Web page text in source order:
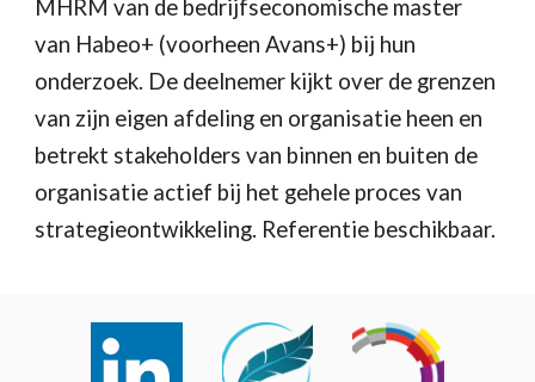
MHRM van de bedrijfseconomische master
van Habeo+ (voorheen Avans+) bij hun
onderzoek. De deelnemer kijkt over de grenzen
van zijn eigen afdeling en organisatie heen en
betrekt stakeholders van binnen en buiten de
organisatie actief bij het gehele proces van
strategieontwikkeling. Referentie beschikbaar.